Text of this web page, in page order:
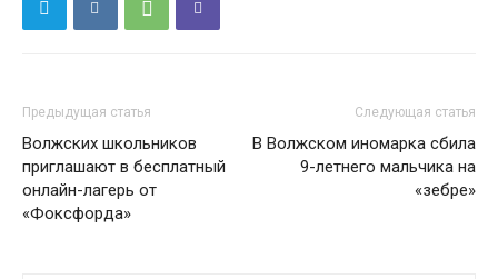
Предыдущая статья
Волжских школьников
приглашают в бесплатный
онлайн-лагерь от
«Фоксфорда»
Следующая статья
В Волжском иномарка сбила
9-летнего мальчика на
«зебре»